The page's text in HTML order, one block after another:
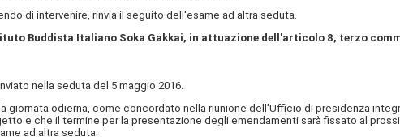
di intervenire, rinvia il seguito dell'esame ad altra seduta.
Buddista Italiano Soka Gakkai, in attuazione dell'articolo 8, terzo
nella seduta del 5 maggio 2016.
giornata odierna, come concordato nella riunione dell'Ufficio di presidenza
e che il termine per la presentazione degli emendamenti sarà fissato al
ad altra seduta.